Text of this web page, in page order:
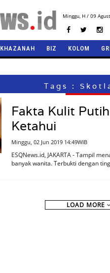
Minggu,H / 09
KHAZANAH BIZ KOLOM
Tags :
Fakta Kulit
Ketahui
Minggu, 02 Jun 2019 14:49WIB
ESQNews.id, JAKARTA - Tampil
banyak wanita. Terbukti dengan
LOAD MORE